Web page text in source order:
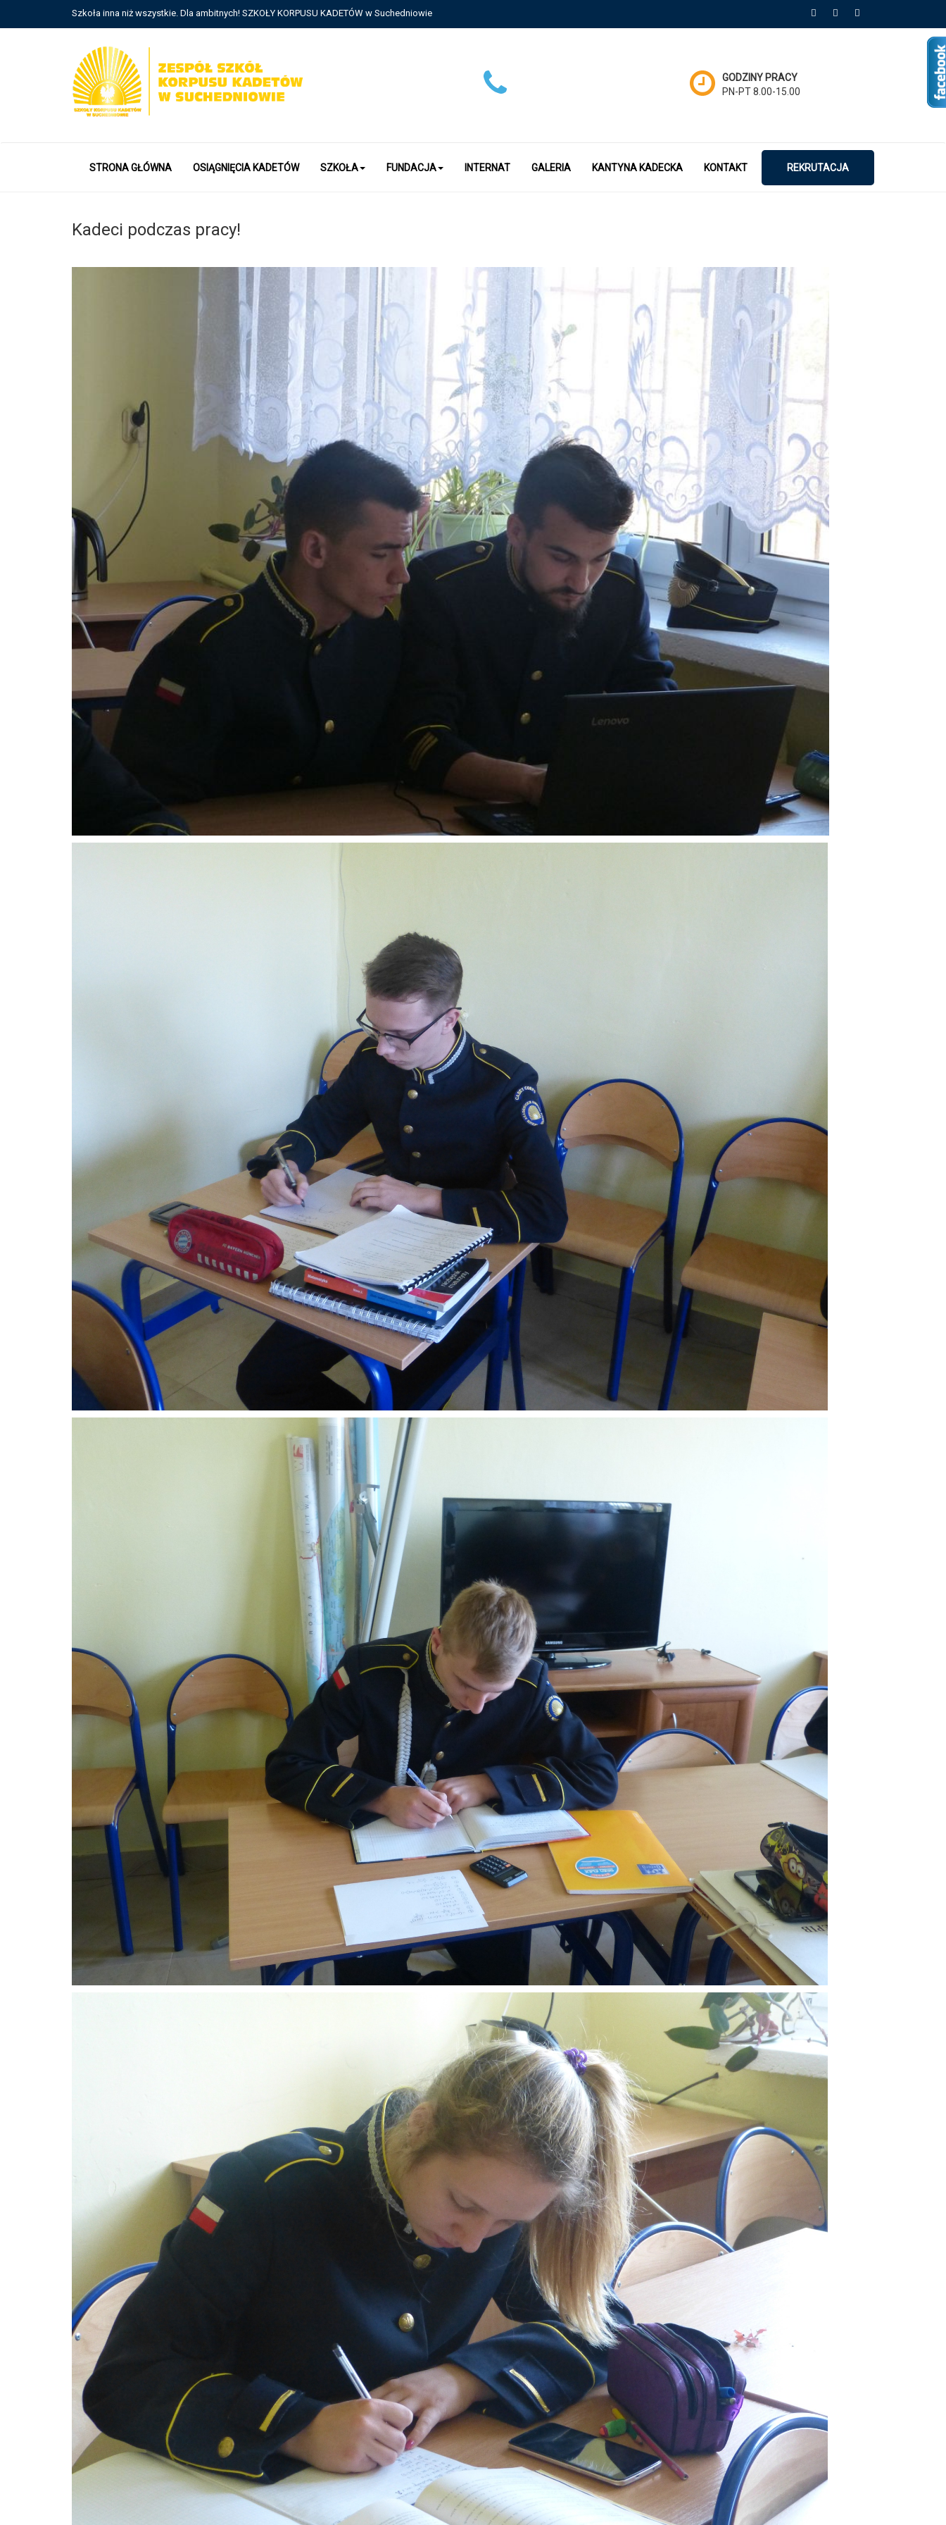
Szkoła inna niż wszystkie. Dla ambitnych! SZKOŁY KORPUSU KADETÓW w Suchedniowie
GODZINY PRACY
PN-PT 8.00-15.00
STRONA GŁÓWNA OSIĄGNIĘCIA KADETÓW SZKOŁA FUNDACJA INTERNAT GALERIA KANTYNA KADECKA KONTAKT REKRUTACJA
Kadeci podczas pracy!